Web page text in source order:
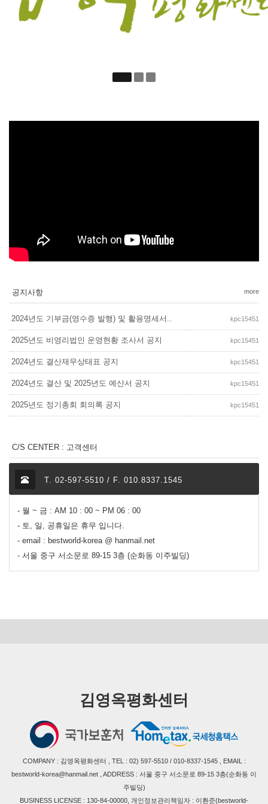
공지사항 more
2024년도 기부금(영수증 발행) 및 활용명세서.. kpc15451
2025년도 비영리법인 운영현황 조사서 공지 kpc15451
2024년도 결산재무상태표 공지 kpc15451
2024년도 결산 및 2025년도 예산서 공지 kpc15451
2025년도 정기총회 회의록 공지 kpc15451
C/S CENTER : 고객센터
T. 02-597-5510 / F. 010.8337.1545
- 월 ~ 금 : AM 10 : 00 ~ PM 06 : 00
- 토, 일, 공휴일은 휴무 입니다.
- email : bestworld-korea @ hanmail.net
- 서울 중구 서소문로 89-15 3층 (순화동 이주빌딩)
김영옥평화센터
COMPANY : 김영옥평화센터 , TEL : 02) 597-5510 / 010-8337-1545 , EMAIL :
bestworld-korea@hanmail.net , ADDRESS : 서울 중구 서소문로 89-15 3층(순화동 이
주빌딩)
BUSINESS LICENSE : 130-84-00000, 개인정보관리책임자 : 이환준(bestworld-